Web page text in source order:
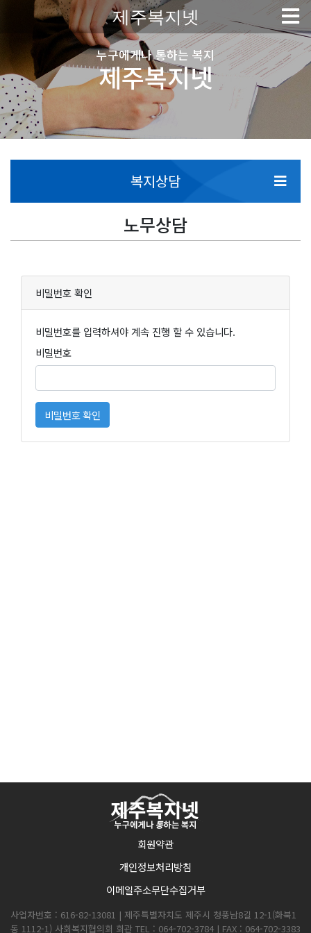
제주복지넷
누구에게나 통하는 복지
제주복지넷
복지상담
노무상담
비밀번호 확인
비밀번호를 입력하셔야 계속 진행 할 수 있습니다.
비밀번호
비밀번호 확인
회원약관
개인정보처리방침
이메일주소무단수집거부
사업자번호 : 616-82-13081 | 제주특별자치도 제주시 청풍남8길 12-1(화북1
동 1112-1) 사회복지협의회 회관 TEL : 064-702-3784 | FAX : 064-702-3383